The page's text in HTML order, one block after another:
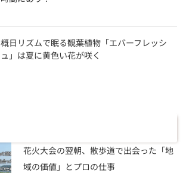
概日リズムで眠る観葉植物「エバーフレッシ
ュ」は夏に黄色い花が咲く
花火大会の翌朝、散歩道で出会った「地
域の価値」とプロの仕事